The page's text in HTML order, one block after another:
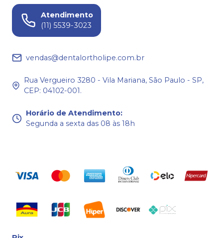
Atendimento
(11) 5539-3023
vendas@dentalortholipe.com.br
Rua Vergueiro 3280 - Vila Mariana, São Paulo - SP,
CEP: 04102-001.
Horário de Atendimento:
Segunda a sexta das 08 às 18h